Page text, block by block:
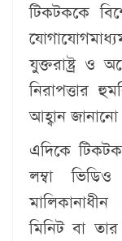
টিকটককে
যুক্তরাষ্ট্র ও
নিরাপত্তার
আহ্বান জানানো
এদিকে টিকটক
লম্বা
মিনিট বা